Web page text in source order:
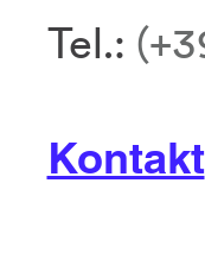
Tel.:
Kontakt